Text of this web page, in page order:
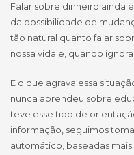
Falar sobre dinheiro ainda
da possibilidade de
tão natural quanto falar
nossa vida e, quando
E o que agrava essa
nunca aprendeu sobre
teve esse tipo de
informação, seguimos
automático, baseadas